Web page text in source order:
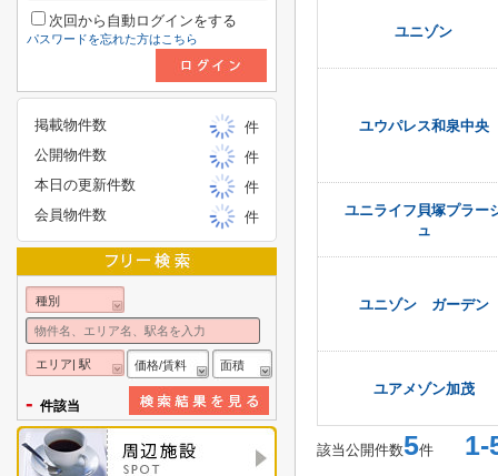
ユニゾン
ユウパレス和泉中央
ユニライフ貝塚プラー
ュ
ユニゾン ガーデン
ユアメゾン加茂
該当公開件数5件 1-
次回から自動ログインをする
パスワードを忘れた方はこちら
掲載物件数
件
公開物件数
件
本日の更新件数
件
会員物件数
件
種別
エリア| 駅 価格/賃料 面積
- 件該当